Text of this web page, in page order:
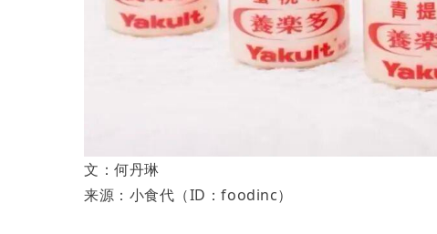
文：何丹琳
来源：小食代（ID：foodinc）